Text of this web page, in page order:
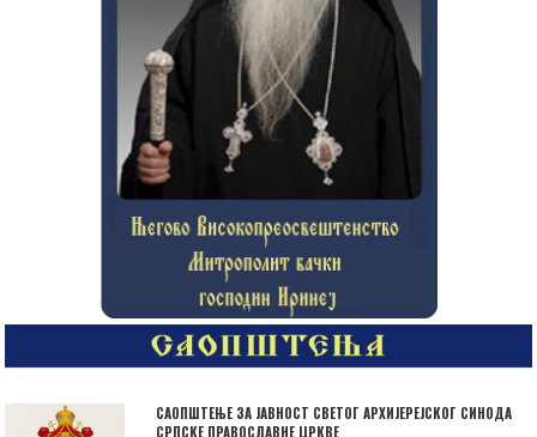
САОПШТЕЊЕ ЗА ЈАВНОСТ СВЕТОГ АРХИЈЕРЕЈСКОГ СИНОДА
СРПСКЕ ПРАВОСЛАВНЕ ЦРКВЕ